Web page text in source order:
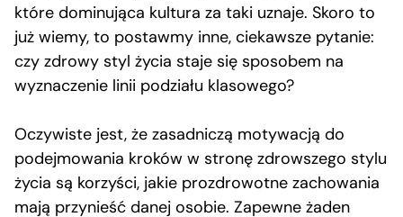
które dominująca kultura za taki uznaje. Skoro to
już wiemy, to postawmy inne, ciekawsze pytanie:
czy zdrowy styl życia staje się sposobem na
wyznaczenie linii podziału klasowego?
Oczywiste jest, że zasadniczą motywacją do
podejmowania kroków w stronę zdrowszego stylu
życia są korzyści, jakie prozdrowotne zachowania
mają przynieść danej osobie. Zapewne żaden